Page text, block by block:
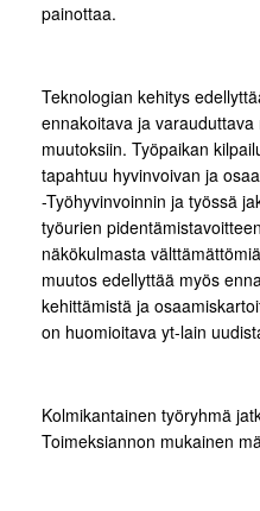
painottaa.
Teknologian kehitys
ennakoitava ja
muutoksiin. Työpaikan
tapahtuu hyvinvoivan ja
-Työhyvinvoinnin ja työssä
työurien
näkökulmasta
muutos edellyttää myös
kehittämistä ja
on huomioitava yt-lain
Kolmikantainen työryhmä
Toimeksiannon mukainen